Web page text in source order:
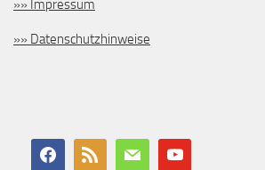
»» Impressum
»» Datenschutzhinweise